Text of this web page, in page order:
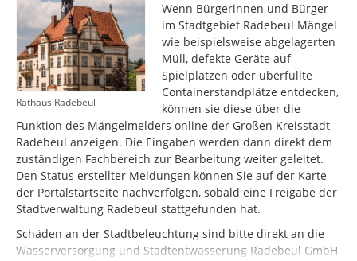
Rathaus Radebeul
Wenn Bürgerinnen und Bürger
im Stadtgebiet Radebeul Mängel
wie beispielsweise abgelagerten
Müll, defekte Geräte auf
Spielplätzen oder überfüllte
Containerstandplätze entdecken,
können sie diese über die
Funktion des Mängelmelders online der Großen Kreisstadt
Radebeul anzeigen. Die Eingaben werden dann direkt dem
zuständigen Fachbereich zur Bearbeitung weiter geleitet.
Den Status erstellter Meldungen können Sie auf der Karte
der Portalstartseite nachverfolgen, sobald eine Freigabe der
Stadtverwaltung Radebeul stattgefunden hat.
Schäden an der Stadtbeleuchtung sind bitte direkt an die
Wasserversorgung und Stadtentwässerung Radebeul GmbH